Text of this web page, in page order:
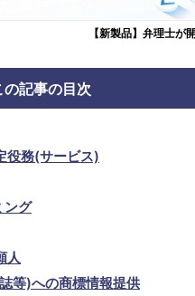
【新製品】弁理士が
記事の目次
役務(サービス)
ング
人
等)への商標情報提供